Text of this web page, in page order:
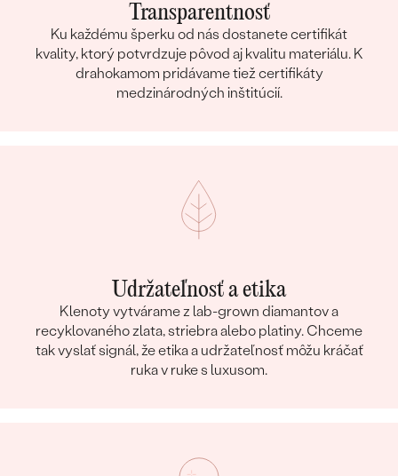
Transparentnosť
Ku každému šperku od nás dostanete certifikát
kvality, ktorý potvrdzuje pôvod aj kvalitu materiálu. K
drahokamom pridávame tiež certifikáty
medzinárodných inštitúcií.
Udržateľnosť a etika
Klenoty vytvárame z lab-grown diamantov a
recyklovaného zlata, striebra alebo platiny. Chceme
tak vyslať signál, že etika a udržateľnosť môžu kráčať
ruka v ruke s luxusom.